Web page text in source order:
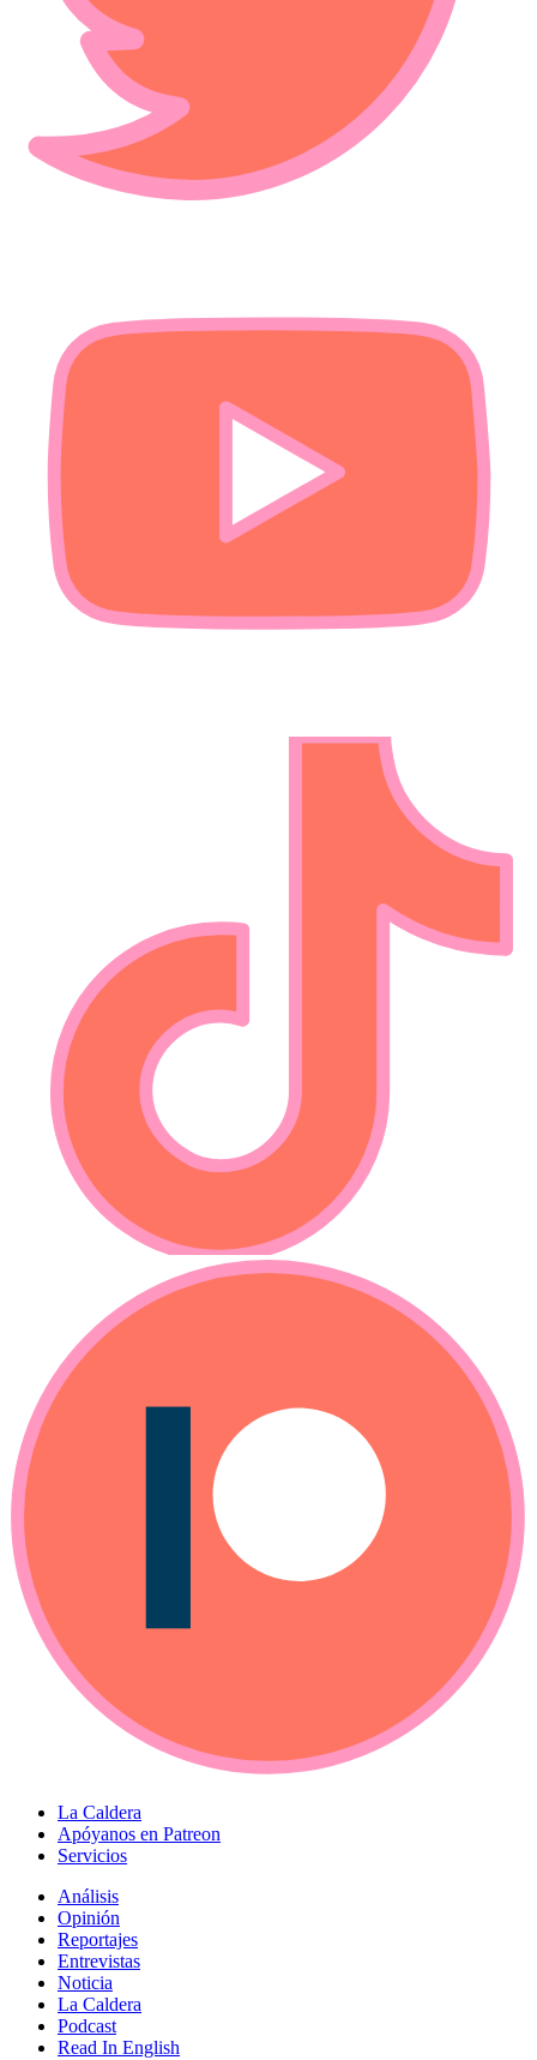
La Caldera
Apóyanos en Patreon
Servicios
Análisis
Opinión
Reportajes
Entrevistas
Noticia
La Caldera
Podcast
Read In English